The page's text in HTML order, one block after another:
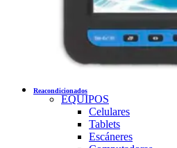
Reacondicionados
EQUIPOS
Celulares
Tablets
Escáneres